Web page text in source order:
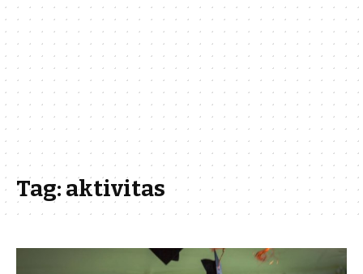
Tag:aktivitas